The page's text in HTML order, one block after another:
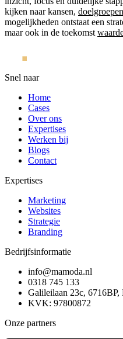
kijken naar kansen, doelgroepen
mogelijkheden ontstaat een
maar ook in de toekomst
Snel naar
Home
Cases
Over ons
Expertises
Werken bij
Blogs
Contact
Expertises
Marketing
Websites
Strategie
Branding
Bedrijfsinformatie
info@mamoda.nl
0318 745 133
Galileilaan 23c, 6716BP,
KVK: 97800872
Onze partners